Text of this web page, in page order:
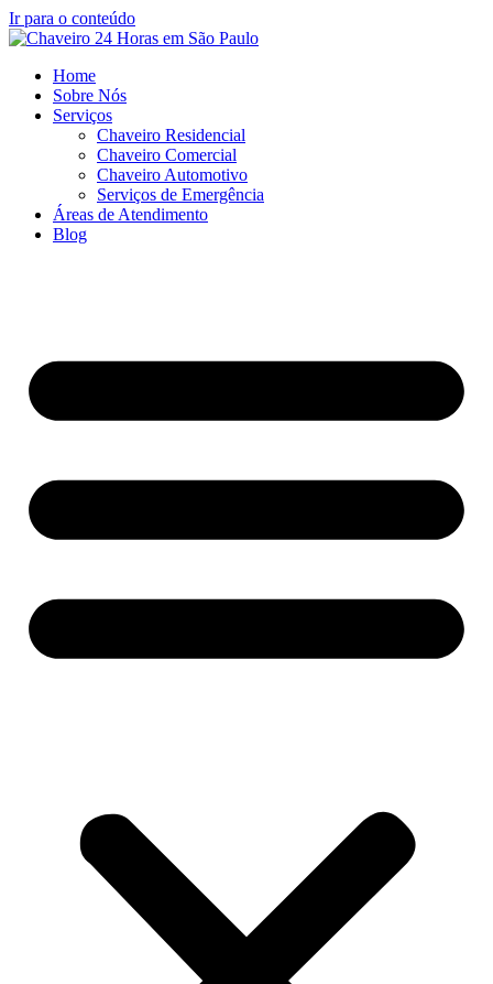
Ir para o conteúdo
Home
Sobre Nós
Serviços
Chaveiro Residencial
Chaveiro Comercial
Chaveiro Automotivo
Serviços de Emergência
Áreas de Atendimento
Blog